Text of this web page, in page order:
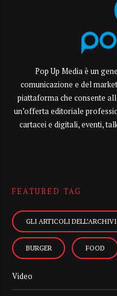
Pop Up Media è un
comunicazione e del
piattaforma che consente
un’offerta editoriale
cartacei e digitali, eventi,
FEATURED TAG
GLI ARTICOLI
BURGER FOOD
Video